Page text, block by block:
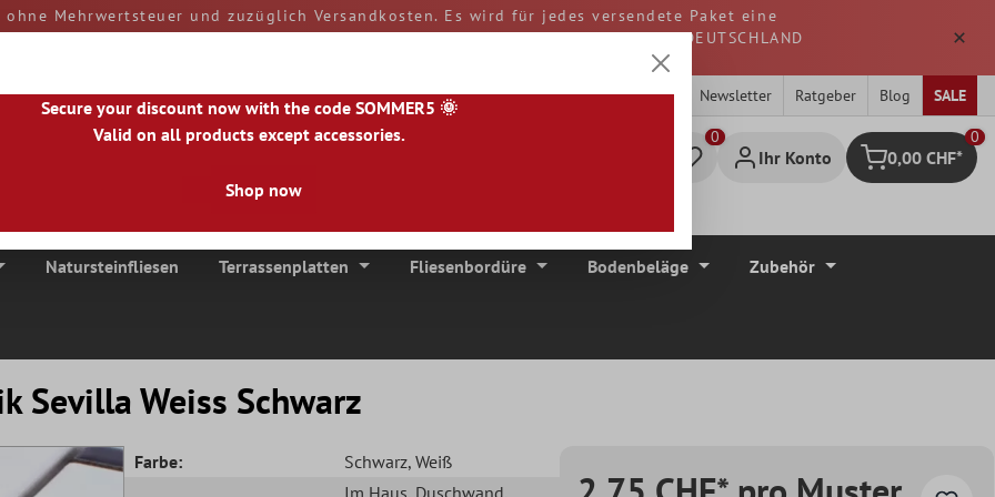
Mehrwertsteuer und zuzüglich Versandkosten. Es wird für jedes versendete Paket eine
Zölle sind bei Erhalt der Ware von Ihnen zu tragen. Alle Waren werden aus DEUTSCHLAND
Newsletter Ratgeber Blog SALE
Ihr Konto Warenkorb
0
0,00 CHF*
Natursteinfliesen Terrassenplatten Fliesenbordüre Bodenbeläge Zubehör
Sevilla Weiss Schwarz
Farbe: Schwarz, Weiß
Im Haus, Duschwand,
Secure your discount now with the code SOMMER5 🌞
Valid on all products except accessories.
Shop now